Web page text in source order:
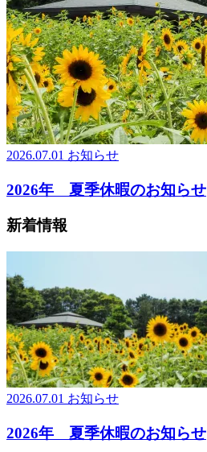
2026.07.01 お知らせ
2026年 夏季休暇のお知らせ
新着情報
2026.07.01 お知らせ
2026年 夏季休暇のお知らせ